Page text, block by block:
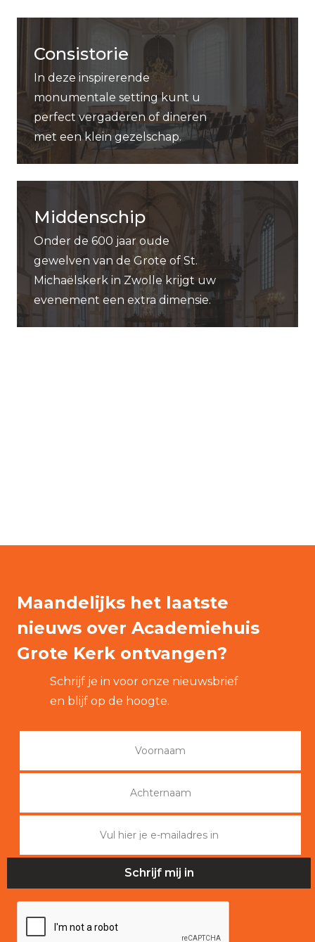
Consistorie
In deze inspirerende
monumentale setting kunt u
perfect vergaderen of dineren
met een klein gezelschap.
Middenschip
Onder de 600 jaar oude
gewelven van de Grote of St.
Michaëlskerk in Zwolle krijgt uw
evenement een extra dimensie.
Maandelijks het laatste
nieuws over Academiehuis
Grote Kerk ontvangen?
Schrijf je in voor onze nieuwsbrief
en blijf op de hoogte.